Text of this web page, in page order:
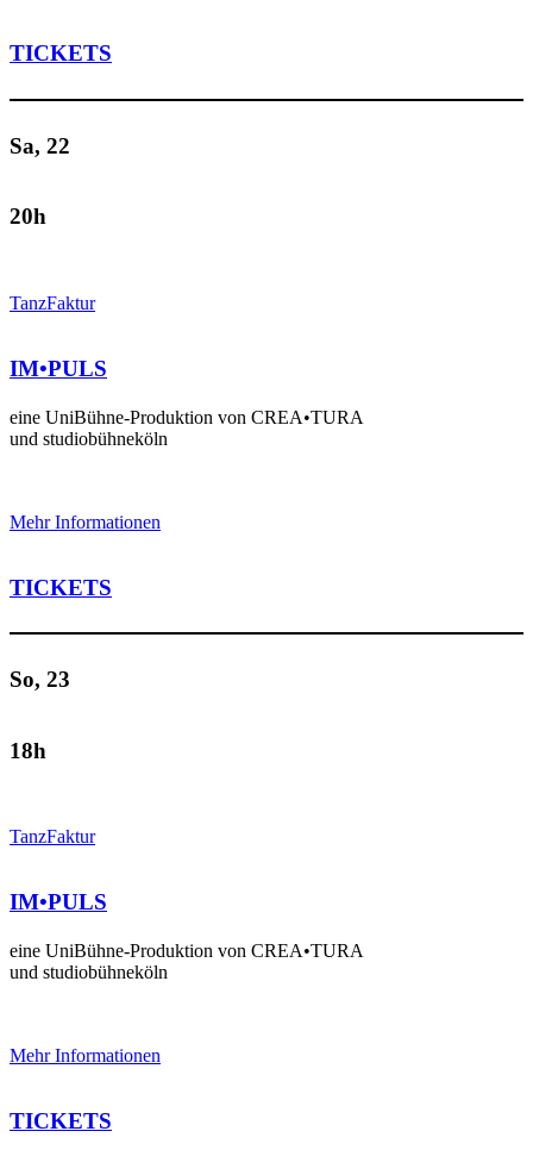
TICKETS
Sa, 22
20h
TanzFaktur
IM•PULS
eine UniBühne-Produktion von CREA•TURA
und studiobühneköln
Mehr Informationen
TICKETS
So, 23
18h
TanzFaktur
IM•PULS
eine UniBühne-Produktion von CREA•TURA
und studiobühneköln
Mehr Informationen
TICKETS